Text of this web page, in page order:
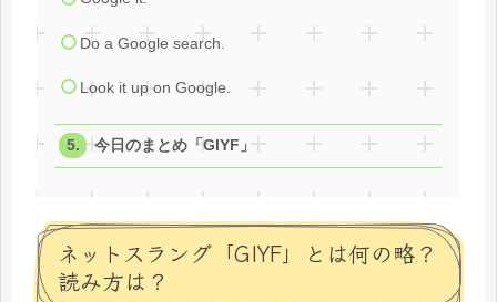
Do a Google search.
Look it up on Google.
今日のまとめ「GIYF」
ネットスラング「GIYF」とは何の略？
読み方は？